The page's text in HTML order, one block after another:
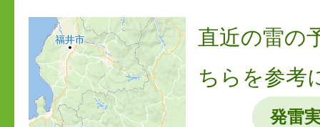
直近の雷の
ちらを参考
発雷